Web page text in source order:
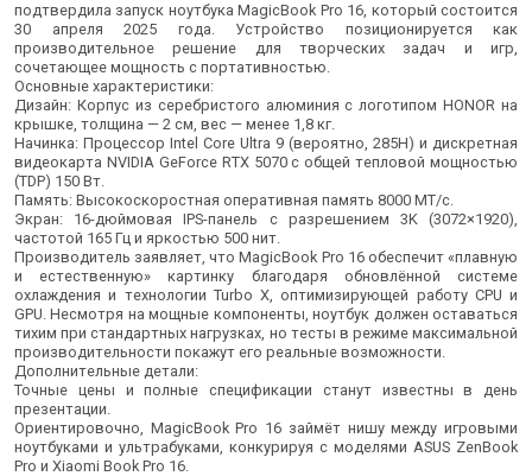
подтвердила запуск ноутбука MagicBook Pro 16, который состоится
30 апреля 2025 года. Устройство позиционируется как
производительное решение для творческих задач и игр,
сочетающее мощность с портативностью.
Основные характеристики:
Дизайн: Корпус из серебристого алюминия с логотипом HONOR на
крышке, толщина — 2 см, вес — менее 1,8 кг.
Начинка: Процессор Intel Core Ultra 9 (вероятно, 285H) и дискретная
видеокарта NVIDIA GeForce RTX 5070 с общей тепловой мощностью
(TDP) 150 Вт.
Память: Высокоскоростная оперативная память 8000 МТ/с.
Экран: 16-дюймовая IPS-панель с разрешением 3K (3072×1920),
частотой 165 Гц и яркостью 500 нит.
Производитель заявляет, что MagicBook Pro 16 обеспечит «плавную
и естественную» картинку благодаря обновлённой системе
охлаждения и технологии Turbo X, оптимизирующей работу CPU и
GPU. Несмотря на мощные компоненты, ноутбук должен оставаться
тихим при стандартных нагрузках, но тесты в режиме максимальной
производительности покажут его реальные возможности.
Дополнительные детали:
Точные цены и полные спецификации станут известны в день
презентации.
Ориентировочно, MagicBook Pro 16 займёт нишу между игровыми
ноутбуками и ультрабуками, конкурируя с моделями ASUS ZenBook
Pro и Xiaomi Book Pro 16.